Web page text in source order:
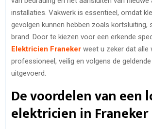
installaties. Vakwerk is essentieel, omdat
gevolgen kunnen hebben zoals
brand. Door te kiezen voor een erkende
Elektricien Franeker weet u zeker dat alle
professioneel, veilig en volgens de
uitgevoerd.
De voordelen van een
elektricien in Franeker